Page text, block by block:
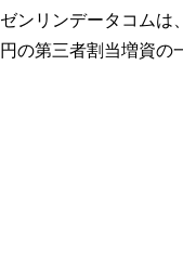
ゼンリンデータコムは
円の第三者割当増資の